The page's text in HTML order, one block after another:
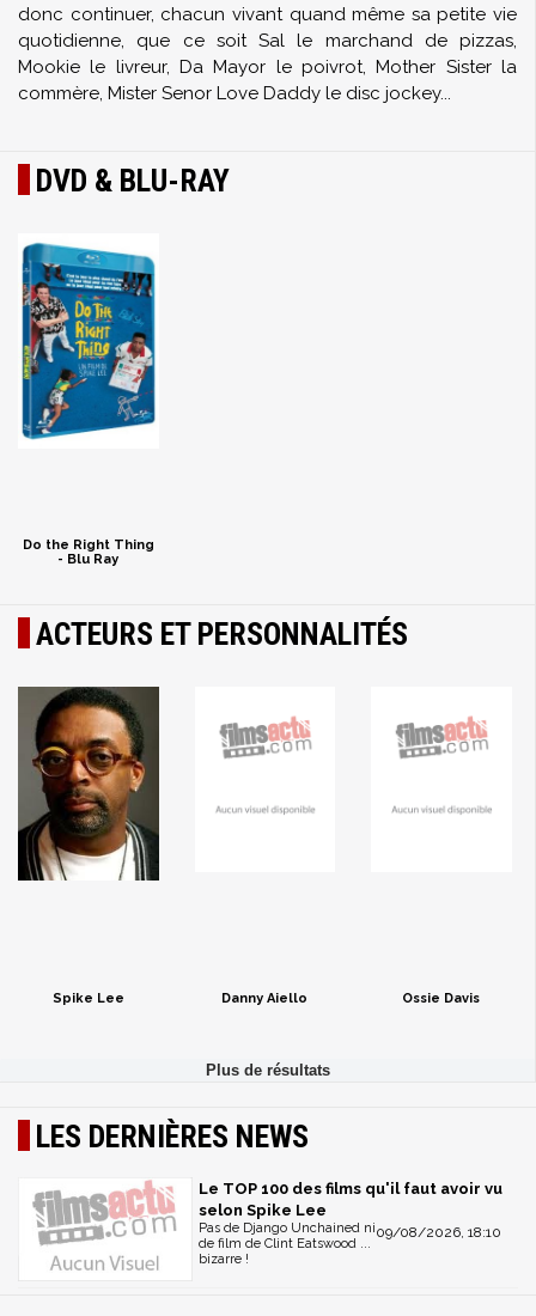
donc continuer, chacun vivant quand même sa petite vie
quotidienne, que ce soit Sal le marchand de pizzas,
Mookie le livreur, Da Mayor le poivrot, Mother Sister la
commère, Mister Senor Love Daddy le disc jockey...
DVD & BLU-RAY
Do the Right Thing
- Blu Ray
ACTEURS ET PERSONNALITÉS
Spike Lee Danny Aiello Ossie Davis
LES DERNIÈRES NEWS
Le TOP 100 des films qu'il faut avoir vu
selon Spike Lee
09/08/2026, 18:10
Pas de Django Unchained ni
de film de Clint Eatswood ...
bizarre !